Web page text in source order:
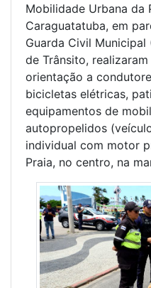
Mobilidade Urbana da
Caraguatatuba, em
Guarda Civil
de Trânsito,
orientação a
bicicletas elétricas,
equipamentos de
autopropelidos
individual com motor
Praia, no centro, na